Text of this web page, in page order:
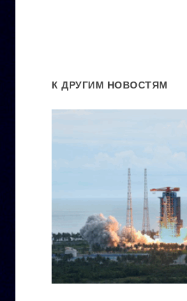
К ДРУГИМ НОВОСТЯМ